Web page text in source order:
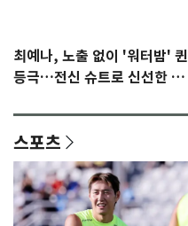
최예나, 노출 없이 '워터밤' 퀸
등극…전신 슈트로 신선한 충
스포츠